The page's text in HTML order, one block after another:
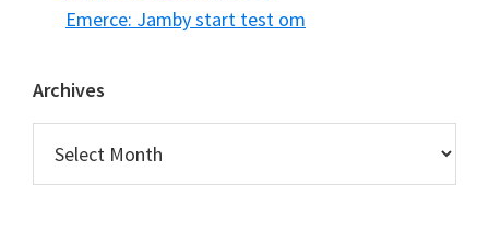
Emerce: Jamby start test om
Archives